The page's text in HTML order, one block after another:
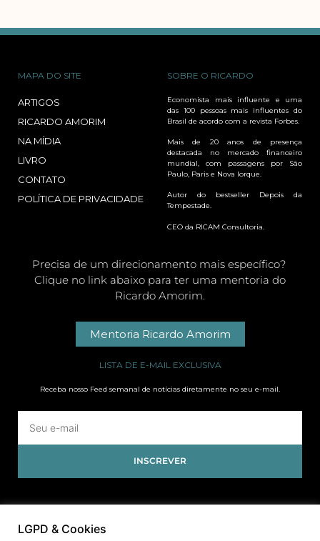
MAPA DO SITE
ARTIGOS
RICARDO AMORIM
NA MÍDIA
LIVRO
CONTATO
POLÍTICA DE PRIVACIDADE
SOBRE O RICARDO
Economista mais influente e uma
das 100 pessoas mais influentes do
Brasil de acordo com a revista Forbes.
Mais de 20 anos de presença
destacada no mercado financeiro
mundial, com passagens por São
Paulo, Paris e Nova Iorque.
Autor do bestseller Depois da
Tempestade.
CEO da RICAM Consultoria.
Precisa de um direcionamento mais específico?
Clique no link abaixo para ter uma mentoria do
Ricardo Amorim.
Mentoria Ricardo Amorim
LISTA DE E-MAIL EXCLUSIVA
Receba nosso Feed semanal de notícias diretamente no seu e-mail.
INSCREVER
LGPD & Cookies